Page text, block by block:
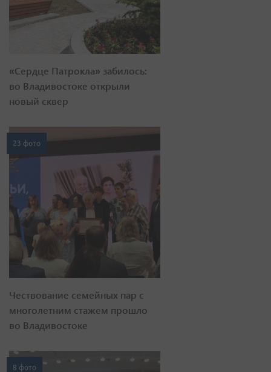
«Сердце Патрокла» забилось:
во Владивостоке открыли
новый сквер
23 фото
Чествование семейных пар с
многолетним стажем прошло
во Владивостоке
8 фото